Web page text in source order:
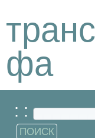
фа
: :